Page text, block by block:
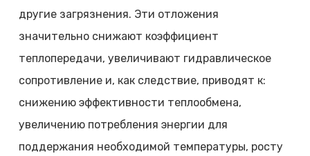
другие загрязнения. Эти отложения
значительно снижают коэффициент
теплопередачи, увеличивают гидравлическое
сопротивление и, как следствие, приводят к:
снижению эффективности теплообмена,
увеличению потребления энергии для
поддержания необходимой температуры, росту